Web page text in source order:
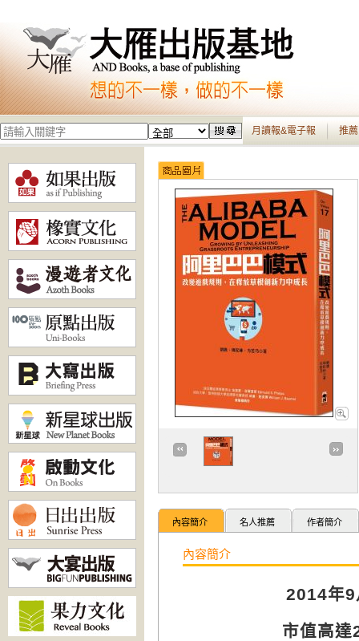
月讀報&電子報 推
內容簡介 名人推薦 作者簡介
內容簡介
2014年9
市值高達